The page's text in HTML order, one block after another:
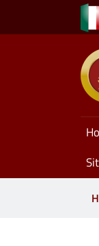
Salta al contenuto